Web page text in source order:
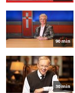
90 min
30 min